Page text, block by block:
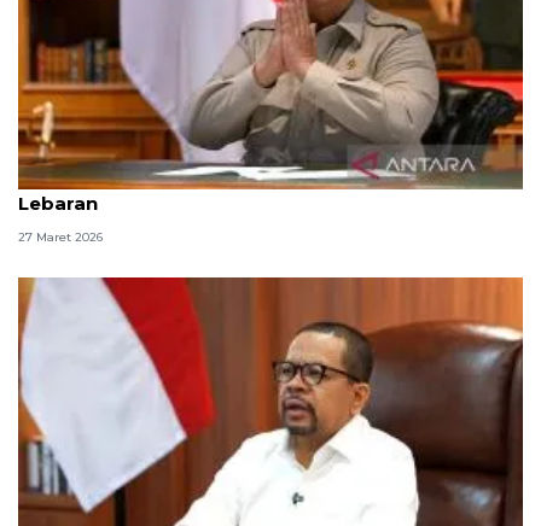
Salah kaprah yang terus diulang dalam ucapan
Lebaran
27 Maret 2026